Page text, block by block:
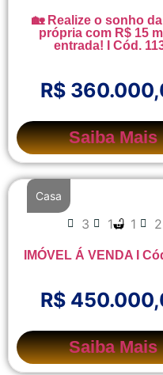
🏡 Realize o sonho
própria com R$ 15
entrada! I Cód.
R$
Saiba Mais
Casa
3 1 1 2
IMÓVEL Á VENDA I
R$
Saiba Mais